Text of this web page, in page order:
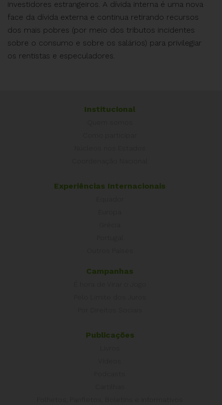
investidores estrangeiros. A dívida interna é uma nova
face da dívida externa e continua retirando recursos
dos mais pobres (por meio dos tributos incidentes
sobre o consumo e sobre os salários) para privilegiar
os rentistas e especuladores.
Institucional
Experiências Internacionais
Campanhas
Publicações